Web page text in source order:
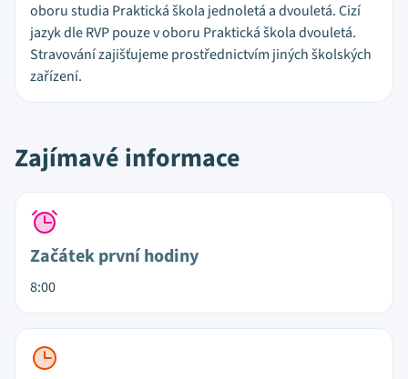
oboru studia Praktická škola jednoletá a dvouletá. Cizí
jazyk dle RVP pouze v oboru Praktická škola dvouletá.
Stravování zajišťujeme prostřednictvím jiných školských
zařízení.
Zajímavé informace
Začátek první hodiny
8:00